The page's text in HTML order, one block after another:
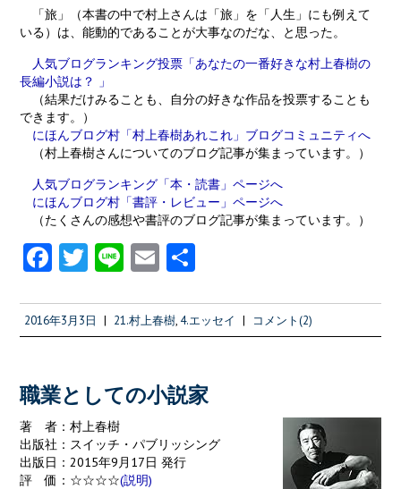
「旅」（本書の中で村上さんは「旅」を「人生」にも例えて
いる）は、能動的であることが大事なのだな、と思った。
人気ブログランキング投票「あなたの一番好きな村上春樹の
長編小説は？ 」
（結果だけみることも、自分の好きな作品を投票することも
できます。）
にほんブログ村「村上春樹あれこれ」ブログコミュニティへ
（村上春樹さんについてのブログ記事が集まっています。）
人気ブログランキング「本・読書」ページへ
にほんブログ村「書評・レビュー」ページへ
（たくさんの感想や書評のブログ記事が集まっています。）
Fa
b
o
k
T
itt
er
Li
e
E
ai
l
2016年3月3日 | 21.村上春樹, 4.エッセイ | コメント(2)
職業としての小説家
著 者：村上春樹
出版社：スイッチ・パブリッシング
出版日：2015年9月17日 発行
評 価：☆☆☆☆(説明)